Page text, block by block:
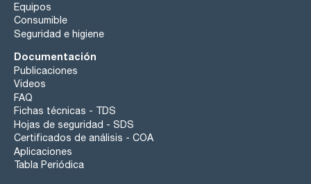
Equipos
Consumible
Seguridad e higiene
Documentación
Publicaciones
Videos
FAQ
Fichas técnicas - TDS
Hojas de seguridad - SDS
Certificados de análisis - COA
Aplicaciones
Tabla Periódica